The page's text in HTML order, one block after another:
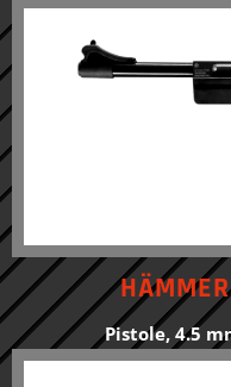
Pistole, 4.5